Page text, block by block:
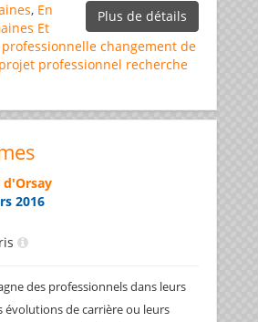
Plus de détails
, En
Et
changement de
projet professionnel recherche
d'Orsay
2016
des professionnels dans leurs
évolutions de carrière ou leurs